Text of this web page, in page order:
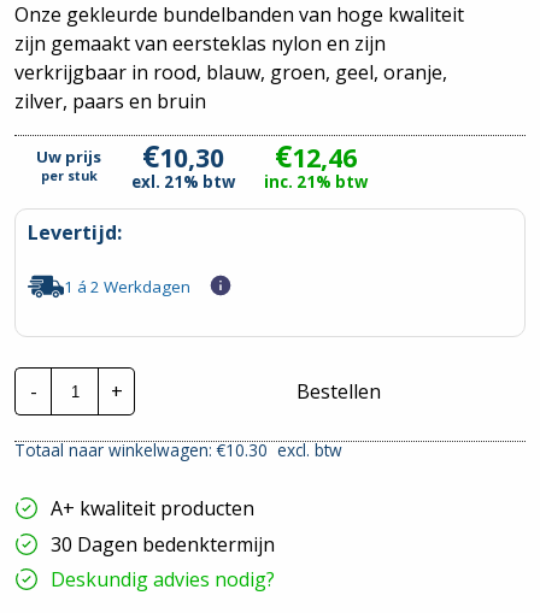
Onze gekleurde bundelbanden van hoge kwaliteit
zijn gemaakt van eersteklas nylon en zijn
verkrijgbaar in rood, blauw, groen, geel, oranje,
zilver, paars en bruin
Uw prijs
per stuk €10,30
exl. 21% btw
€12,46
inc. 21% btw
Levertijd:
1 á 2 Werkdagen
-
CTie
370x7.6mm
Standaard
Tyraps
|
Per
100
stuks
hoeveelheid
+ Bestellen
Totaal naar winkelwagen: €10.30excl. btw
A+ kwaliteit producten
30 Dagen bedenktermijn
Deskundig advies nodig?